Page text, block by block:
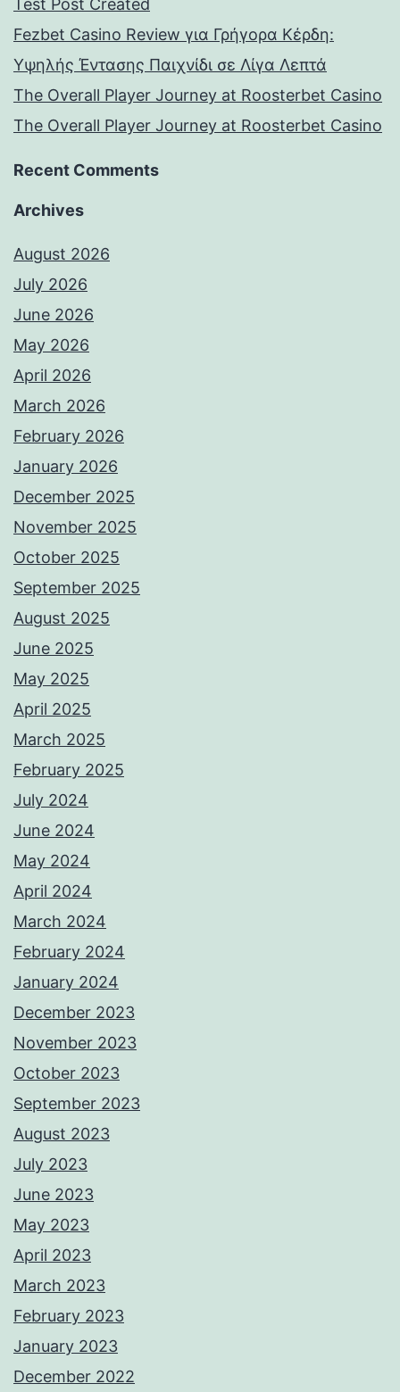
Test Post Created
Fezbet Casino Review για Γρήγορα Κέρδη:
Υψηλής Έντασης Παιχνίδι σε Λίγα Λεπτά
The Overall Player Journey at Roosterbet Casino
The Overall Player Journey at Roosterbet Casino
Recent Comments
Archives
August 2026
July 2026
June 2026
May 2026
April 2026
March 2026
February 2026
January 2026
December 2025
November 2025
October 2025
September 2025
August 2025
June 2025
May 2025
April 2025
March 2025
February 2025
July 2024
June 2024
May 2024
April 2024
March 2024
February 2024
January 2024
December 2023
November 2023
October 2023
September 2023
August 2023
July 2023
June 2023
May 2023
April 2023
March 2023
February 2023
January 2023
December 2022